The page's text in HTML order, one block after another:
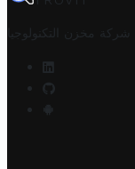
شركة مخزن التكنولوجيا